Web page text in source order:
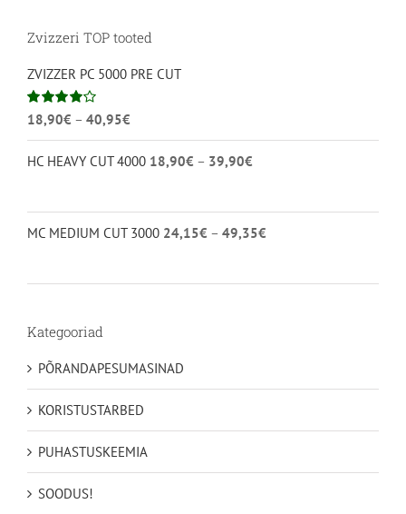
Zvizzeri TOP tooted
ZVIZZER PC 5000 PRE CUT
Hinnanguga
18,90€ – 40,95€
18,90€
kuni
HC HEAVY CUT 4000 18,90€ – 39,90€
39,90€
MC MEDIUM CUT 3000 24,15€ – 49,35€
Kategooriad
PÕRANDAPESUMASINAD
KORISTUSTARBED
PUHASTUSKEEMIA
SOODUS!